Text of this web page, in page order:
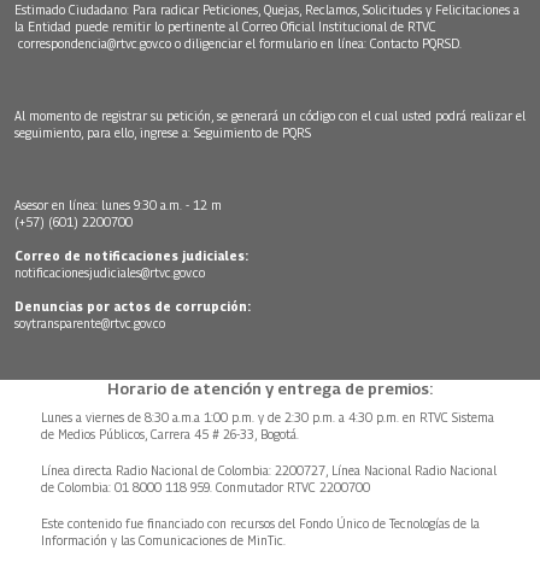
Estimado Ciudadano: Para radicar Peticiones, Quejas, Reclamos, Solicitudes y Felicitaciones a
la Entidad puede remitir lo pertinente al Correo Oficial Institucional de RTVC
correspondencia@rtvc.gov.co o diligenciar el formulario en línea: Contacto PQRSD.
Al momento de registrar su petición, se generará un código con el cual usted podrá realizar el
seguimiento, para ello, ingrese a: Seguimiento de PQRS
Asesor en línea: lunes 9:30 a.m. - 12 m
(+57) (601) 2200700
Correo de notificaciones judiciales:
notificacionesjudiciales@rtvc.gov.co
Denuncias por actos de corrupción:
soytransparente@rtvc.gov.co
Horario de atención y entrega de premios:
Lunes a viernes de 8:30 a.m.a 1:00 p.m. y de 2:30 p.m. a 4:30 p.m. en RTVC Sistema
de Medios Públicos, Carrera 45 # 26-33, Bogotá.
Línea directa Radio Nacional de Colombia: 2200727, Línea Nacional Radio Nacional
de Colombia: 01 8000 118 959. Conmutador RTVC 2200700
Este contenido fue financiado con recursos del Fondo Único de Tecnologías de la
Información y las Comunicaciones de MinTic.